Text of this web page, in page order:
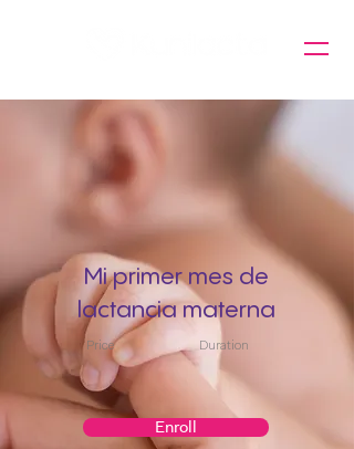
Mi primer mes de
lactancia materna
Price Duration
Enroll